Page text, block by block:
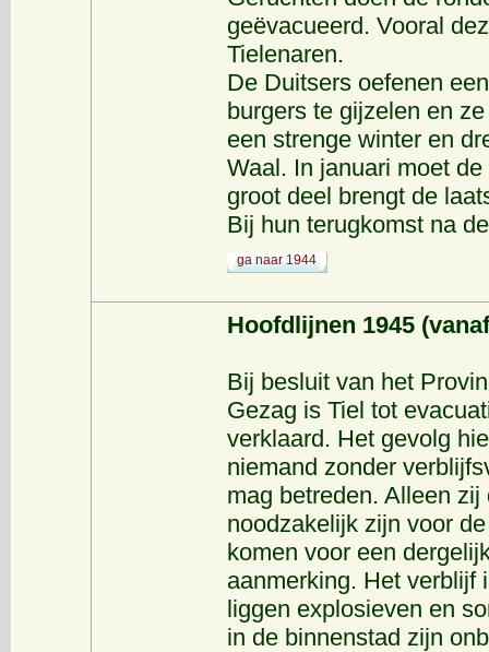
geëvacueerd. Vooral
Tielenaren.
De Duitsers oefenen
burgers te gijzelen en
een strenge winter en
Waal. In januari moet
groot deel brengt de
Bij hun terugkomst na
ga naar 1944
Hoofdlijnen 1945
Bij besluit van het
Gezag is Tiel tot
verklaard. Het gevolg
niemand zonder
mag betreden. Alleen zij
noodzakelijk zijn voor
komen voor een
aanmerking. Het verblijf
liggen explosieven en
in de binnenstad zijn